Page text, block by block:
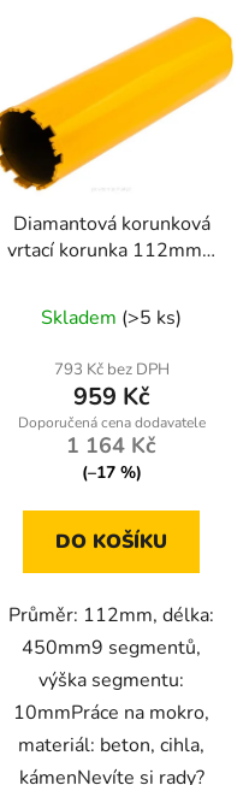
Diamantová korunková
vrtací korunka 112mm x
mokro
Skladem (>5 ks)
793 Kč bez DPH
959 Kč
1 164 Kč
(–17 %)
DO KOŠÍKU
Průměr: 112mm, délka:
450mm9 segmentů,
výška segmentu:
10mmPráce na mokro,
materiál: beton, cihla,
kámenNevíte si rady?